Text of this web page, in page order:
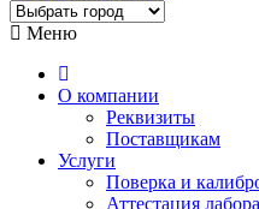
Меню
О компании
Реквизиты
Поставщикам
Услуги
Поверка и
Аттестация